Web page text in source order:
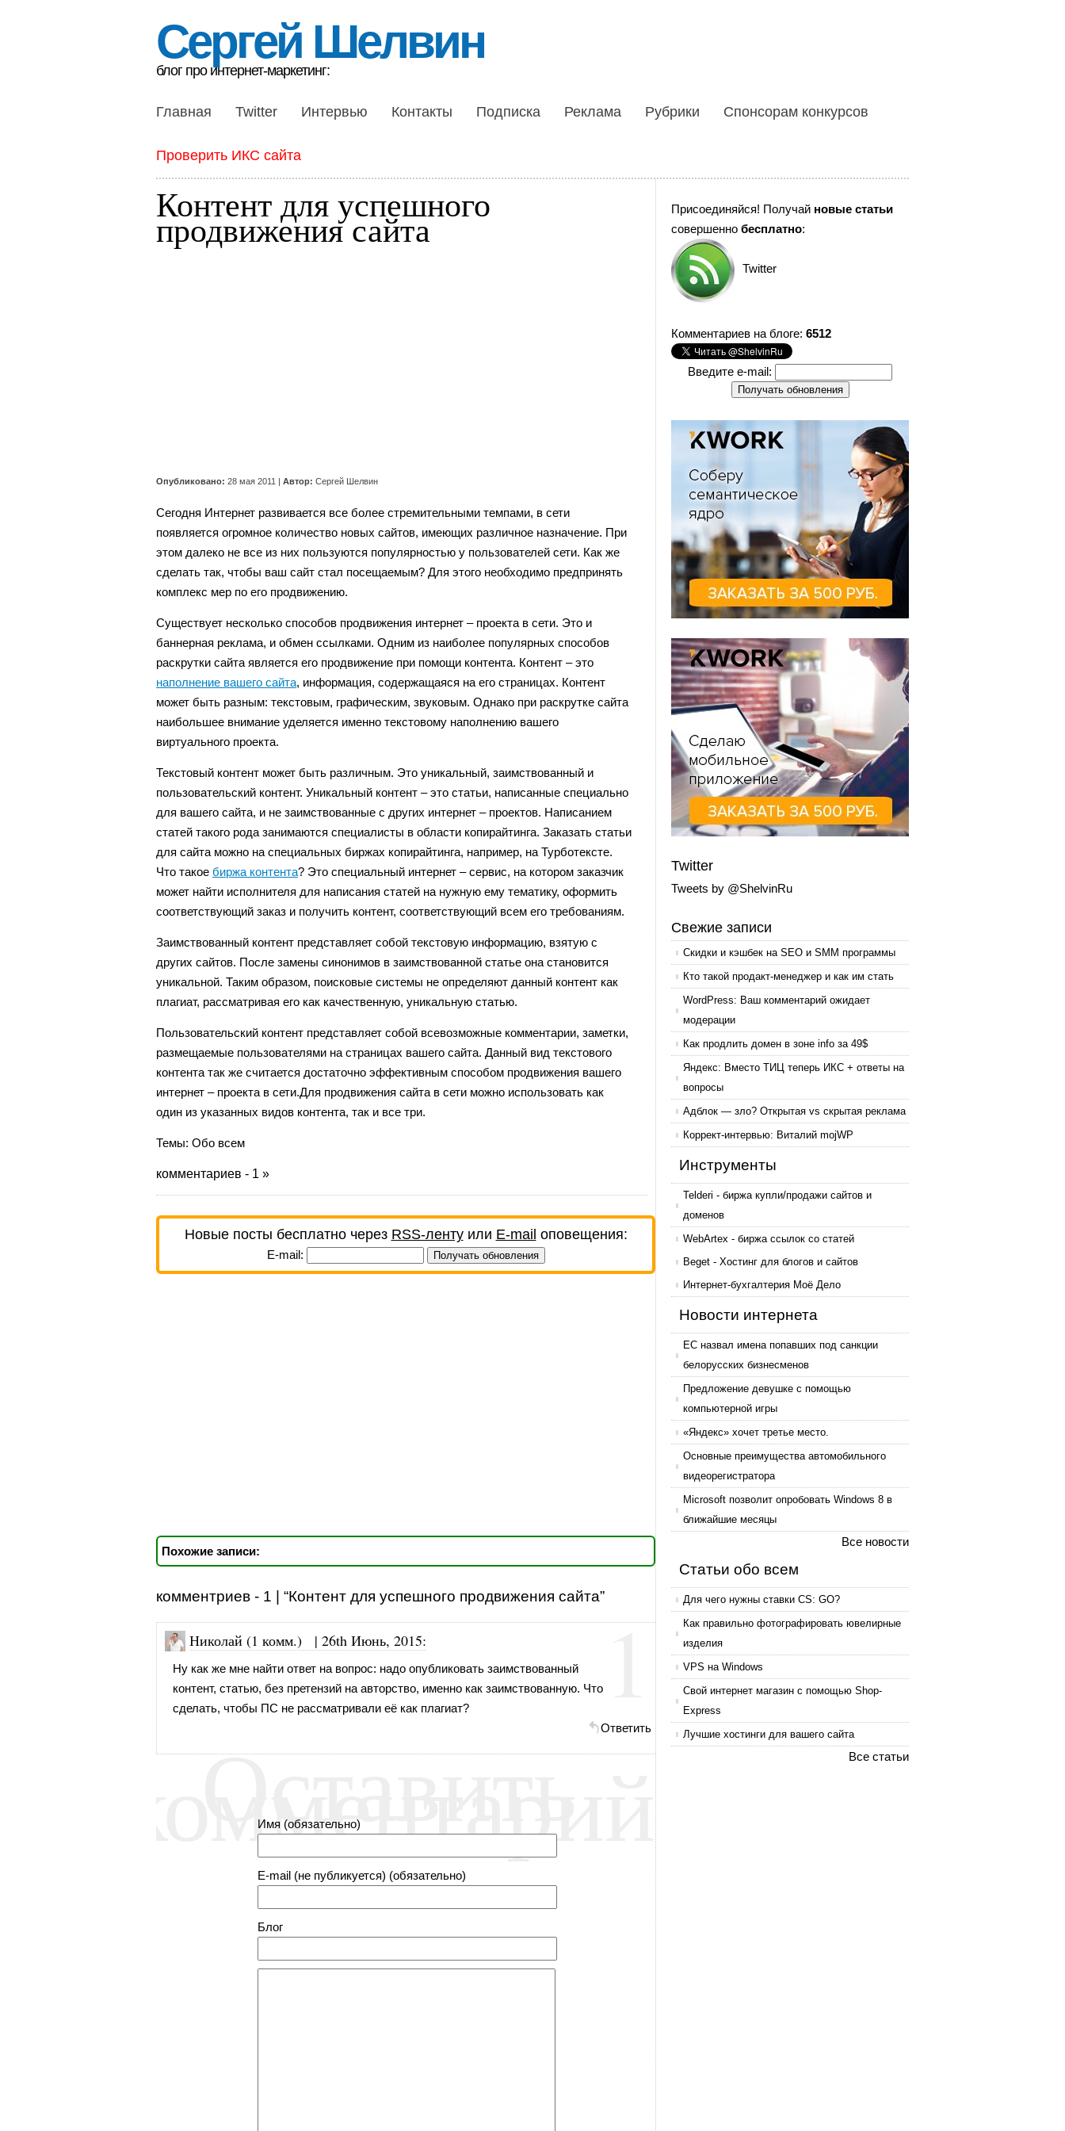
Сергей Шелвин
блог про интернет-маркетинг:
Главная Twitter Интервью Контакты Подписка Реклама Рубрики Спонсорам конкурсов
Проверить ИКС сайта
Контент для успешного
продвижения сайта
Опубликовано: 28 мая 2011 | Автор: Сергей Шелвин
Сегодня Интернет развивается все более стремительными темпами, в сети
появляется огромное количество новых сайтов, имеющих различное назначение. При
этом далеко не все из них пользуются популярностью у пользователей сети. Как же
сделать так, чтобы ваш сайт стал посещаемым? Для этого необходимо предпринять
комплекс мер по его продвижению.
Существует несколько способов продвижения интернет – проекта в сети. Это и
баннерная реклама, и обмен ссылками. Одним из наиболее популярных способов
раскрутки сайта является его продвижение при помощи контента. Контент – это
наполнение вашего сайта, информация, содержащаяся на его страницах. Контент
может быть разным: текстовым, графическим, звуковым. Однако при раскрутке сайта
наибольшее внимание уделяется именно текстовому наполнению вашего
виртуального проекта.
Текстовый контент может быть различным. Это уникальный, заимствованный и
пользовательский контент. Уникальный контент – это статьи, написанные специально
для вашего сайта, и не заимствованные с других интернет – проектов. Написанием
статей такого рода занимаются специалисты в области копирайтинга. Заказать статьи
для сайта можно на специальных биржах копирайтинга, например, на Турботексте.
Что такое биржа контента? Это специальный интернет – сервис, на котором заказчик
может найти исполнителя для написания статей на нужную ему тематику, оформить
соответствующий заказ и получить контент, соответствующий всем его требованиям.
Заимствованный контент представляет собой текстовую информацию, взятую с
других сайтов. После замены синонимов в заимствованной статье она становится
уникальной. Таким образом, поисковые системы не определяют данный контент как
плагиат, рассматривая его как качественную, уникальную статью.
Пользовательский контент представляет собой всевозможные комментарии, заметки,
размещаемые пользователями на страницах вашего сайта. Данный вид текстового
контента так же считается достаточно эффективным способом продвижения вашего
интернет – проекта в сети.Для продвижения сайта в сети можно использовать как
один из указанных видов контента, так и все три.
Темы: Обо всем
комментариев - 1 »
Новые посты бесплатно через RSS-лентуили E-mail оповещения:
E-mail:
Похожие записи:
комментриев - 1 | “Контент для успешного продвижения сайта”
1
Николай (1 комм.) | 26th Июнь, 2015:
Ну как же мне найти ответ на вопрос: надо опубликовать заимствованный
контент, статью, без претензий на авторство, именно как заимствованную. Что
сделать, чтобы ПС не рассматривали её как плагиат?
Ответить
Оставить
комментарий
Имя (обязательно)
E-mail (не публикуется) (обязательно)
Блог
Присоединяйся! Получай новые статьи
совершенно бесплатно:
Twitter
Комментариев на блоге: 6512
Введите e-mail:
Twitter
Tweets by @ShelvinRu
Свежие записи
Скидки и кэшбек на SEO и SMM программы
Кто такой продакт-менеджер и как им стать
WordPress: Ваш комментарий ожидает
модерации
Как продлить домен в зоне info за 49$
Яндекс: Вместо ТИЦ теперь ИКС + ответы на
вопросы
Адблок — зло? Открытая vs скрытая реклама
Коррект-интервью: Виталий mojWP
Инструменты
Telderi - биржа купли/продажи сайтов и
доменов
WebArtex - биржа ссылок со статей
Beget - Хостинг для блогов и сайтов
Интернет-бухгалтерия Моё Дело
Новости интернета
ЕС назвал имена попавших под санкции
белорусских бизнесменов
Предложение девушке с помощью
компьютерной игры
«Яндекс» хочет третье место.
Основные преимущества автомобильного
видеорегистратора
Microsoft позволит опробовать Windows 8 в
ближайшие месяцы
Все новости
Статьи обо всем
Для чего нужны ставки CS: GO?
Как правильно фотографировать ювелирные
изделия
VPS на Windows
Свой интернет магазин с помощью Shop-
Express
Лучшие хостинги для вашего сайта
Все статьи